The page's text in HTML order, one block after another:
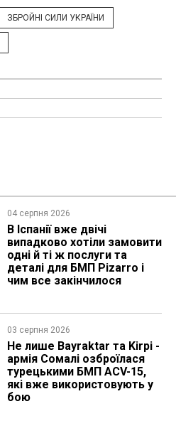
ЗБРОЙНІ СИЛИ УКРАЇНИ
04 серпня 2026
В Іспанії вже двічі
випадково хотіли замовити
одні й ті ж послуги та
деталі для БМП Pizarro і
чим все закінчилося
03 серпня 2026
Не лише Bayraktar та Kirpi -
армія Сомалі озброїлася
турецькими БМП ACV-15,
які вже використовують у
бою